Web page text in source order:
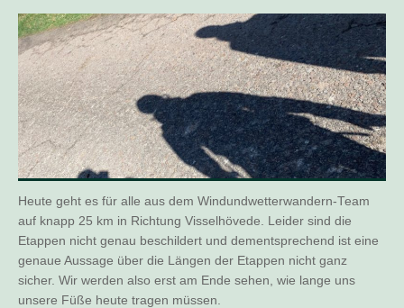
Heute geht es für alle aus dem Windundwetterwandern-Team
auf knapp 25 km in Richtung Visselhövede. Leider sind die
Etappen nicht genau beschildert und dementsprechend ist eine
genaue Aussage über die Längen der Etappen nicht ganz
sicher. Wir werden also erst am Ende sehen, wie lange uns
unsere Füße heute tragen müssen.